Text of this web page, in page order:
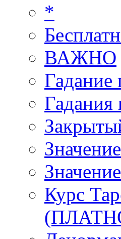
*
ВАЖНО
Гадание
Гадания
Курс